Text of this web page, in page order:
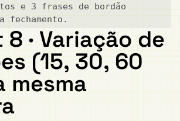
e 3 frases de bordão
fechamento.
· Variação de
(15, 30, 60
mesma